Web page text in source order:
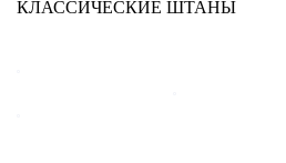
КЛАССИЧЕСКИЕ ШТАНЫ